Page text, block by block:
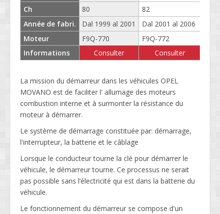
Ch
Année de fabri.
Moteur
Informations
80
Dal 1999 al 2001
F9Q-770
Consulter
82
Dal 2001 al 2006
F9Q-772
Consulter
La mission du démarreur dans les véhicules OPEL
MOVANO est de faciliter l' allumage des moteurs
combustion interne et à surmonter la résistance du
moteur à démarrer.
Le système de démarrage constituée par: démarrage,
l'interrupteur, la batterie et le câblage
Lorsque le conducteur tourne la clé pour démarrer le
véhicule, le démarreur tourne. Ce processus ne serait
pas possible sans l’électricité qui est dans la batterie du
véhicule.
Le fonctionnement du démarreur se compose d'un